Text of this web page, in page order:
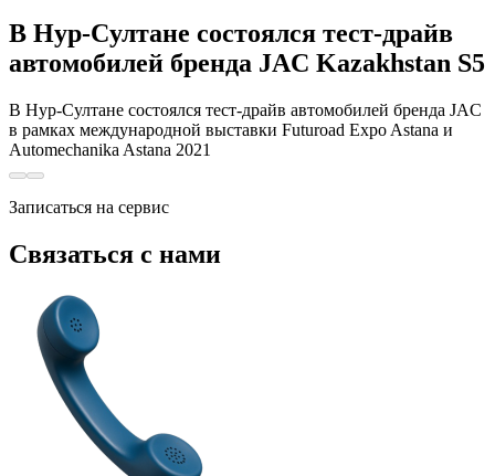
В Нур-Cултане состоялся тест-драйв
автомобилей бренда JAC Kazakhstan S5
В Нур-Cултане состоялся тест-драйв автомобилей бренда JAC
в рамках международной выставки Futuroad Expo Astana и
Automechanika Astana 2021
Записаться на сервис
Связаться с нами